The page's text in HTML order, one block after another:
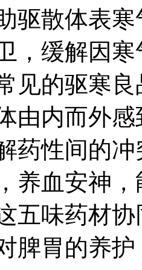
驱散体表
，缓解因
见的驱寒
由内而外
药性间的
养血安神
五味药材
脾胃的养